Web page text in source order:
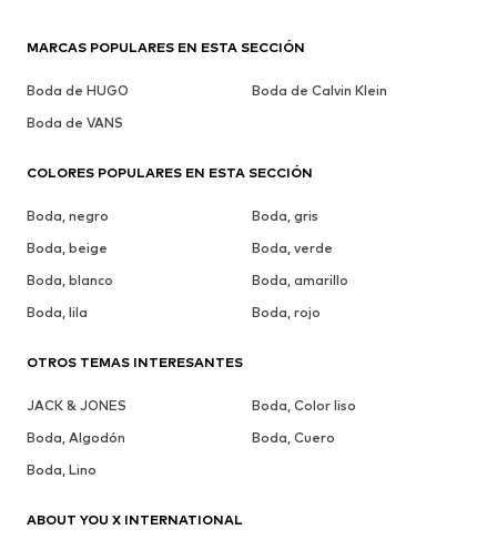
MARCAS POPULARES EN ESTA SECCIÓN
Boda de HUGO
Boda de Calvin Klein
Boda de VANS
COLORES POPULARES EN ESTA SECCIÓN
Boda, negro
Boda, gris
Boda, beige
Boda, verde
Boda, blanco
Boda, amarillo
Boda, lila
Boda, rojo
OTROS TEMAS INTERESANTES
JACK & JONES
Boda, Color liso
Boda, Algodón
Boda, Cuero
Boda, Lino
ABOUT YOU X INTERNATIONAL